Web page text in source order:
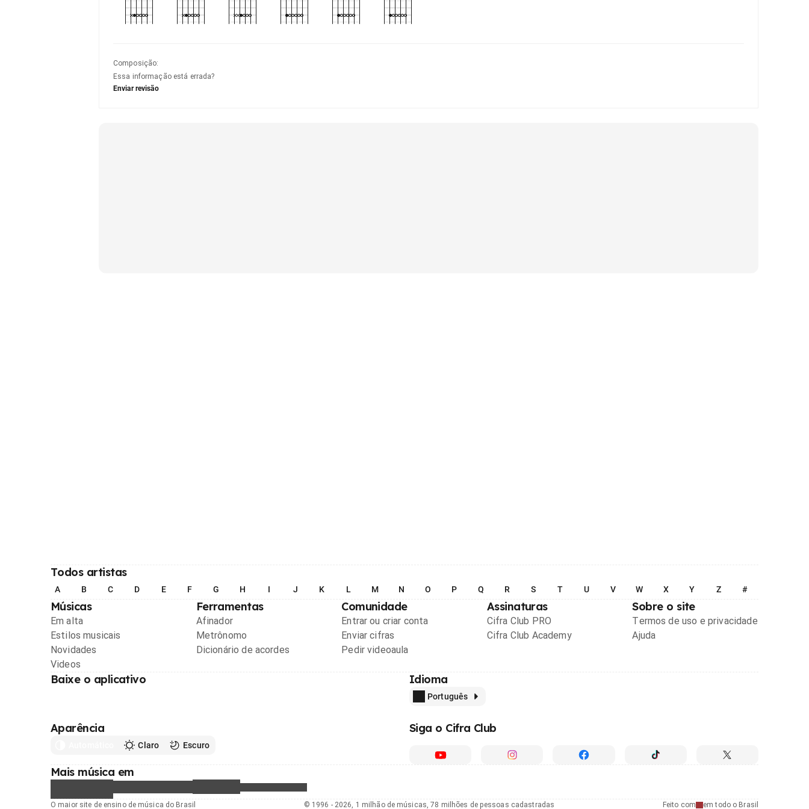
Composição:
Essa informação está errada?
Enviar revisão
Todos artistas
A B C D E F G H I J K L M N O P Q R S T U V W X Y Z #
Músicas
Em alta
Estilos musicais
Novidades
Videos
Ferramentas
Afinador
Metrônomo
Dicionário de acordes
Comunidade
Entrar ou criar conta
Enviar cifras
Pedir videoaula
Assinaturas
Cifra Club PRO
Cifra Club Academy
Sobre o site
Termos de uso e privacidade
Ajuda
Baixe o aplicativo Idioma
Português
Aparência
Claro Escuro
Siga o Cifra Club
Mais música em
O maior site de ensino de música do Brasil Feito com em todo o Brasil
© 1996 - 2026, 1 milhão de músicas, 78 milhões de pessoas cadastradas